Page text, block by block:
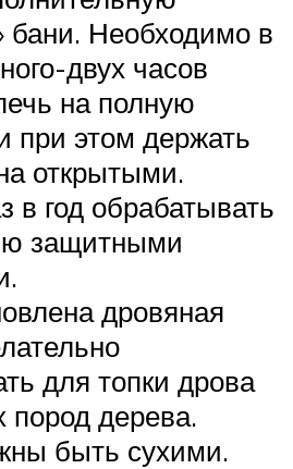
бани. Необходимо в
двух часов
на полную
при этом держать
открытыми.
в год обрабатывать
защитными
дровяная
для топки дрова
пород дерева.
быть сухими.